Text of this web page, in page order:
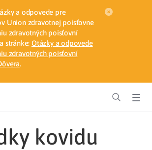
a odpovede pre
Union zdravotnej poisťovne
zdravotných poisťovní
stránke: Otázky a odpovede
zdravotných poisťovní
.
kovidu